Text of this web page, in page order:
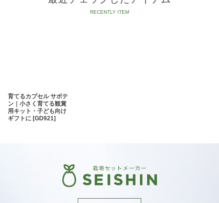
育てるカプセル サボテ
ン｜小さく育てる観賞
用キット・子ども向け
ギフトに [GD921]